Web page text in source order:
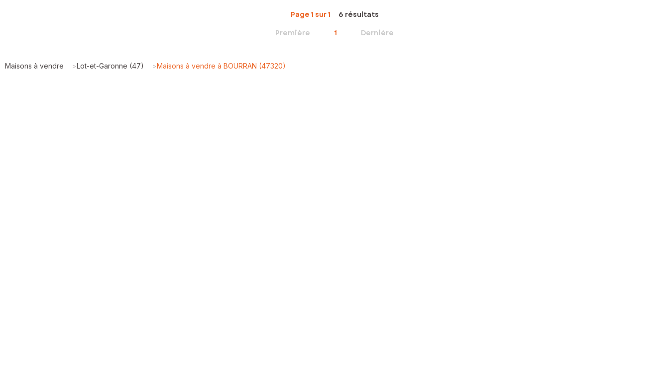
Page 1 sur 1
6 résultats
Première
1 Dernière
Maisons à vendre >Lot-et-Garonne (47) >Maisons à vendre à BOURRAN (47320)